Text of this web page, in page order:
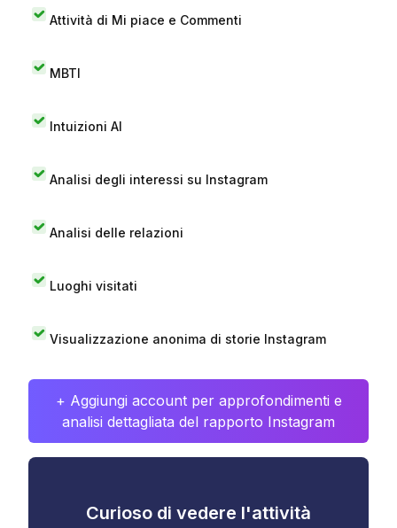
Attività di Mi piace e Commenti
MBTI
Intuizioni AI
Analisi degli interessi su Instagram
Analisi delle relazioni
Luoghi visitati
Visualizzazione anonima di storie Instagram
+ Aggiungi account per approfondimenti e
analisi dettagliata del rapporto Instagram
Curioso di vedere l'attività